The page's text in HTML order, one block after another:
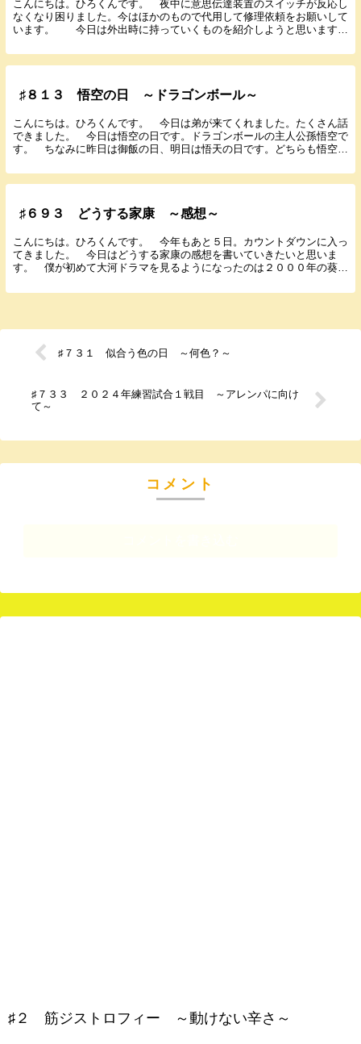
こんにちは。ひろくんです。 夜中に意思伝達装置のスイッチが反応し
なくなり困りました。今はほかのもので代用して修理依頼をお願いして
います。 今日は外出時に持っていくものを紹介しようと思います。
♯８１３ 悟空の日 ～ドラゴンボール～
こんにちは。ひろくんです。 今日は弟が来てくれました。たくさん話
できました。 今日は悟空の日です。ドラゴンボールの主人公孫悟空で
す。 ちなみに昨日は御飯の日、明日は悟天の日です。どちらも悟空の
♯６９３ どうする家康 ～感想～
こんにちは。ひろくんです。 今年もあと５日。カウントダウンに入っ
てきました。 今日はどうする家康の感想を書いていきたいと思いま
す。 僕が初めて大河ドラマを見るようになったのは２０００年の葵徳
♯７３１ 似合う色の日 ～何色？～
♯７３３ ２０２４年練習試合１戦目 ～アレンパに向け
て～
コメント
♯２ 筋ジストロフィー ～動けない辛さ～